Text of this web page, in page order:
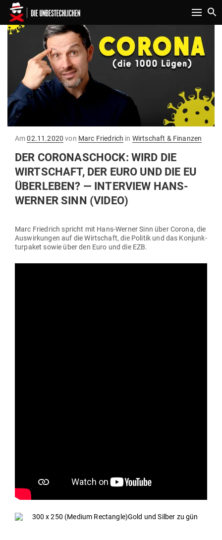
Toggle
AmGepostet
02.11.2020 von Marc Friedrich in Wirtschaft & Finanzen
DER CORO­NASCHOCK: WIRD DIE
WIRT­SCHAFT, DER EURO UND DIE EU
ÜBER­LEBEN? — INTERVIEW HANS-
WERNER SINN (VIDEO)
Marc Friedrich spricht mit Hans-Werner Sinn über Corona, die
Aus­wir­kungen auf die Wirt­schaft, die Politik und das Kon­junk­
tur­paket sowie über den Euro und die EZB.